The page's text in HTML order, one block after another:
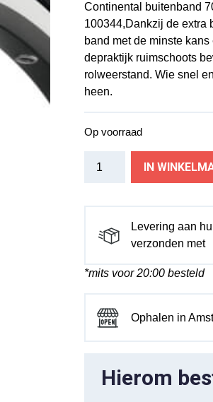
Continental buitenband
100344,Dankzij de extra
band met de minste
depraktijk ruimschoots
rolweerstand. Wie snel
heen.
Op voorraad
700
23
aantal
IN
Levering aan
verzonden met
*mits voor 20:00 besteld
Ophalen in
Hierom